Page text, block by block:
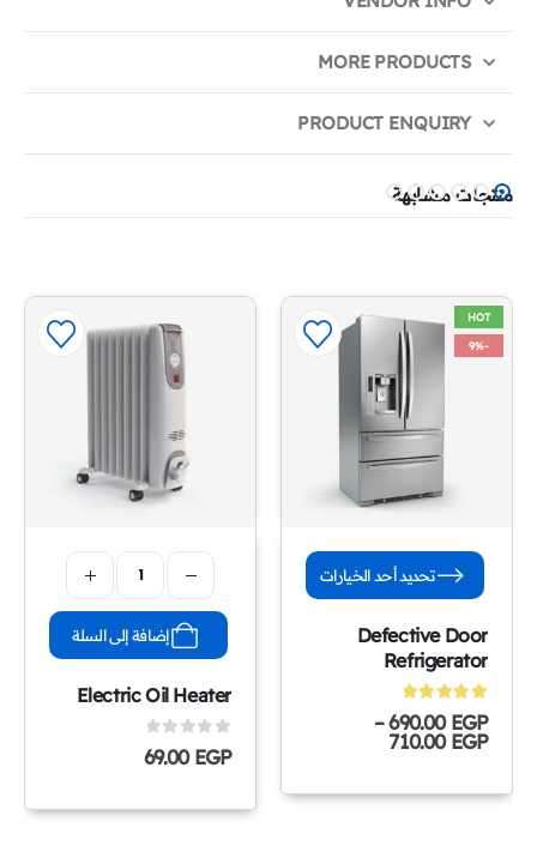
MORE PRODUCTS
PRODUCT ENQUIRY
منتجات مشابهة
HOT
-9%
تحديد أحد الخيارات
Defective Door
Refrigerator
5.00
out of 5
690.00EGP
–
710.00EGP
إضافة إلى السلة
Electric Oil Heater
0
out of 5
69.00EGP